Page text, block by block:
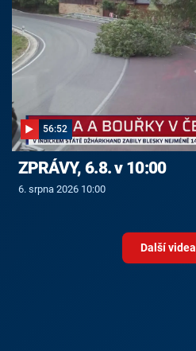
56:52
ZPRÁVY, 6.8. v 10:00
6. srpna 2026 10:00
Další videa